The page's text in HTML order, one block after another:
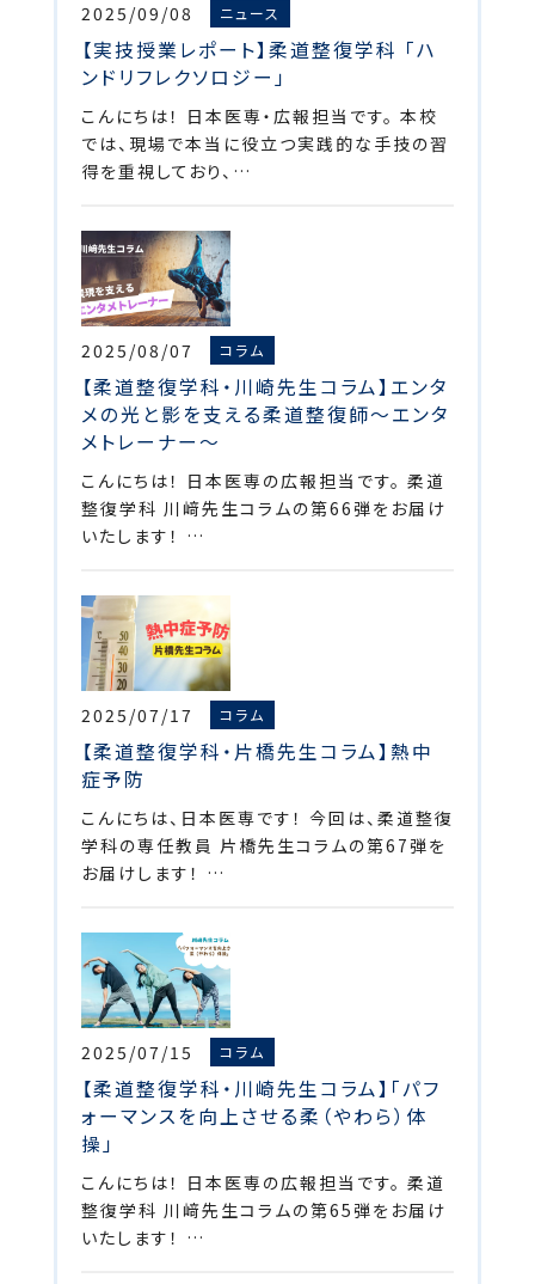
2025/09/08 ニュース
【実技授業レポート】柔道整復学科 「ハ
ンドリフレクソロジー」
こんにちは！ 日本医専・広報担当です。 本校
では、現場で本当に役立つ実践的な手技の習
得を重視しており、…
2025/08/07 コラム
【柔道整復学科・川崎先生コラム】エンタ
メの光と影を支える柔道整復師～エンタ
メトレーナー～
こんにちは！ 日本医専の広報担当です。 柔道
整復学科 川﨑先生コラムの第66弾をお届け
いたします！ …
2025/07/17 コラム
【柔道整復学科・片橋先生コラム】熱中
症予防
こんにちは、日本医専です！ 今回は、柔道整復
学科の専任教員 片橋先生コラムの第67弾を
お届けします！ …
2025/07/15 コラム
【柔道整復学科・川崎先生コラム】「パフ
ォーマンスを向上させる柔（やわら）体
操」
こんにちは！ 日本医専の広報担当です。 柔道
整復学科 川﨑先生コラムの第65弾をお届け
いたします！ …